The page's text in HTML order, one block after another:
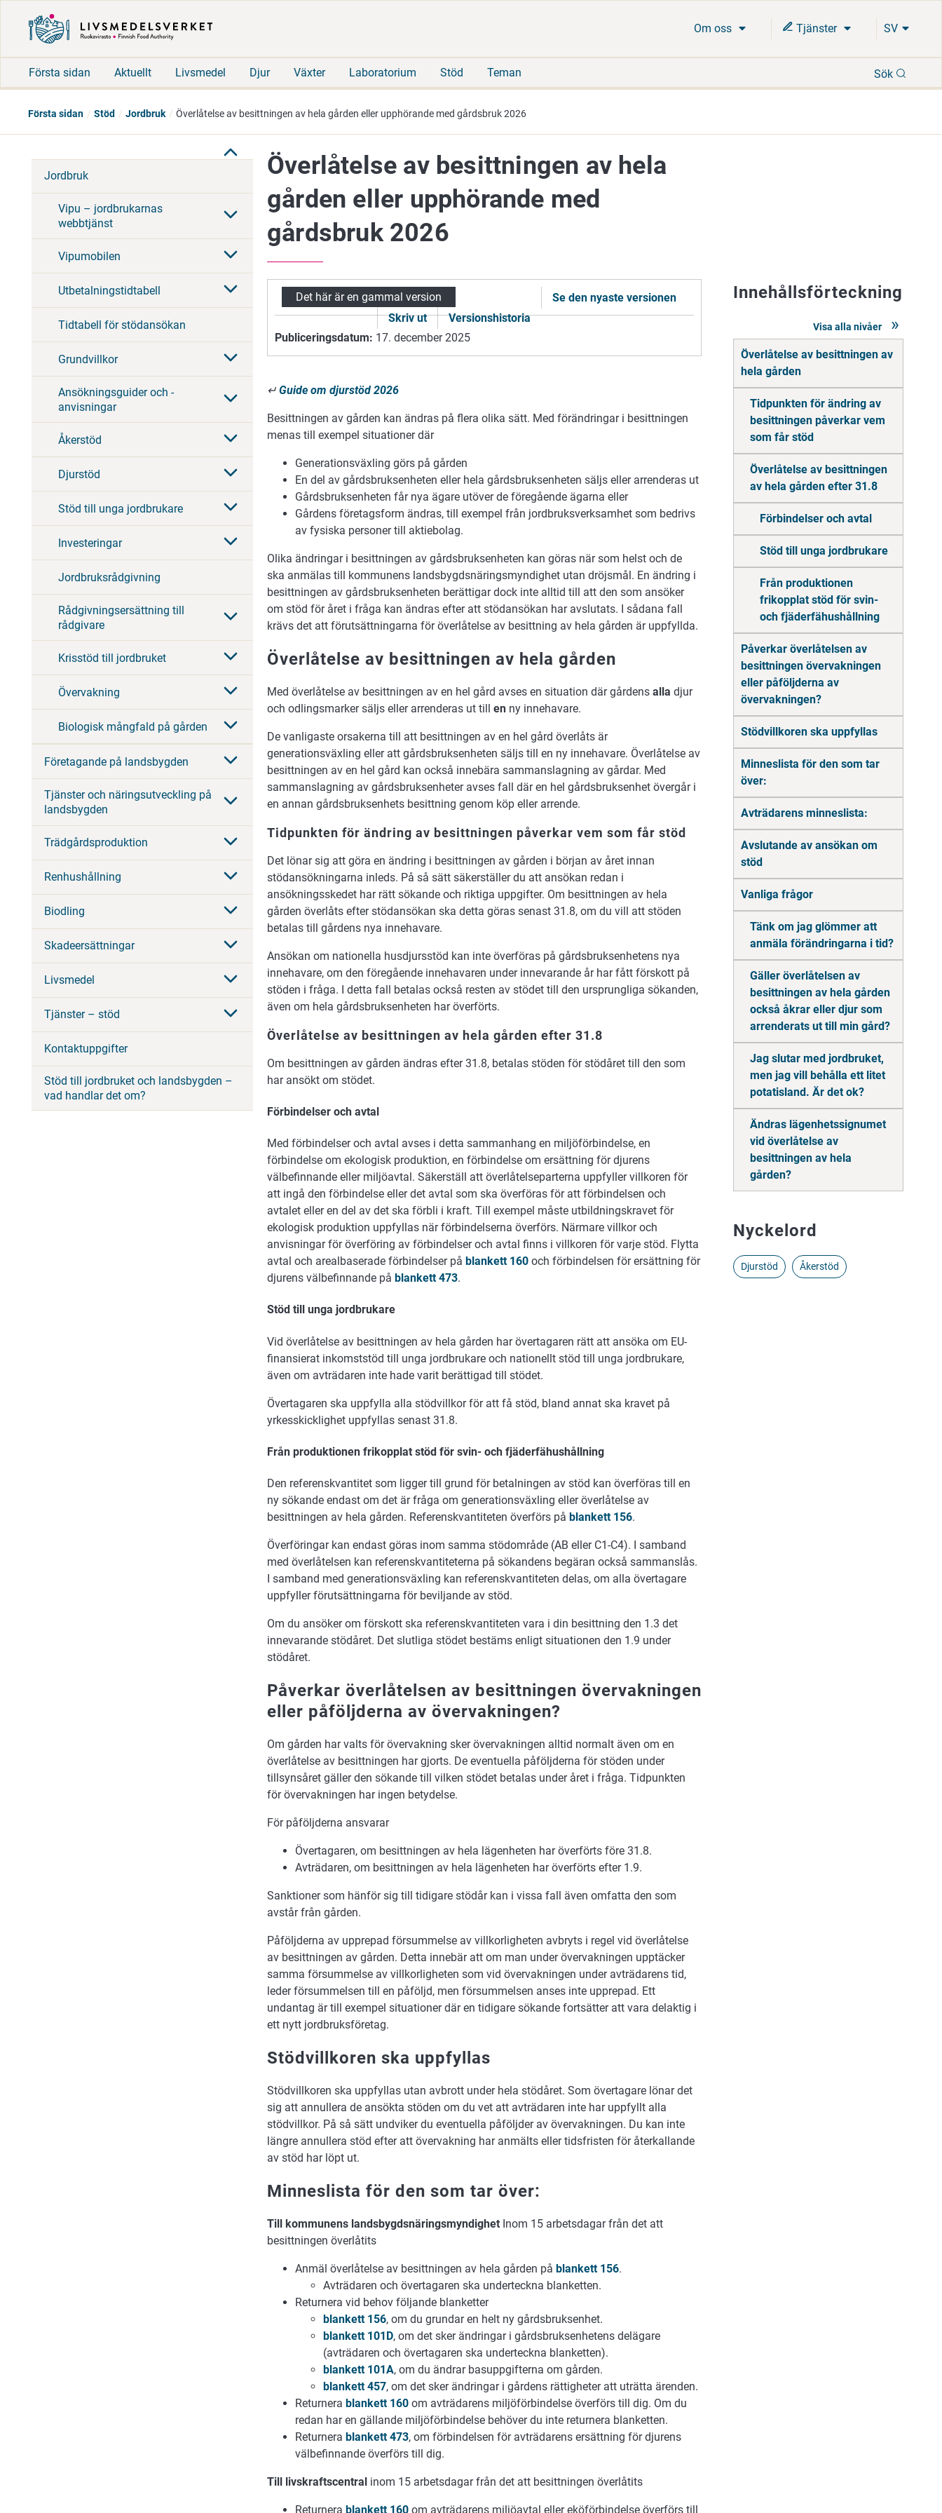
Om oss Tjänster SV
Första sidan Aktuellt Livsmedel Djur Växter Laboratorium Stöd Teman Sök
Första sidan Stöd Jordbruk Överlåtelse av besittningen av hela gården eller upphörande med gårdsbruk 2026
Jordbruk
Vipu – jordbrukarnas
webbtjänst
Vipumobilen
Utbetalningstidtabell
Tidtabell för stödansökan
Grundvillkor
Ansökningsguider och -
anvisningar
Åkerstöd
Djurstöd
Stöd till unga jordbrukare
Investeringar
Jordbruksrådgivning
Rådgivningsersättning till
rådgivare
Krisstöd till jordbruket
Övervakning
Biologisk mångfald på gården
Företagande på landsbygden
Tjänster och näringsutveckling på
landsbygden
Trädgårdsproduktion
Renhushållning
Biodling
Skadeersättningar
Livsmedel
Tjänster – stöd
Kontaktuppgifter
Stöd till jordbruket och landsbygden –
vad handlar det om?
Överlåtelse av besittningen av hela
gården eller upphörande med
gårdsbruk 2026
Det här är en gammal version
Se den nyaste versionen
Versionshistoria
Skriv ut
Publiceringsdatum: 17. december 2025
Innehållsförteckning
Visa alla nivåer
Gå
direkt
innehåll
Överlåtelse av besittningen av
hela gården
Tidpunkten för ändring av
besittningen påverkar vem
som får stöd
Överlåtelse av besittningen
av hela gården efter 31.8
Förbindelser och avtal
Stöd till unga jordbrukare
Från produktionen
frikopplat stöd för svin-
och fjäderfähushållning
Påverkar överlåtelsen av
besittningen övervakningen
eller påföljderna av
övervakningen?
Stödvillkoren ska uppfyllas
Minneslista för den som tar
över:
Avträdarens minneslista:
Avslutande av ansökan om
stöd
Vanliga frågor
Tänk om jag glömmer att
anmäla förändringarna i tid?
Gäller överlåtelsen av
besittningen av hela gården
också åkrar eller djur som
arrenderats ut till min gård?
Jag slutar med jordbruket,
men jag vill behålla ett litet
potatisland. Är det ok?
Ändras lägenhetssignumet
vid överlåtelse av
besittningen av hela
gården?
Nyckelord
Djurstöd Åkerstöd
↵ Guide om djurstöd 2026
Besittningen av gården kan ändras på flera olika sätt. Med förändringar i besittningen
menas till exempel situationer där
Generationsväxling görs på gården
En del av gårdsbruksenheten eller hela gårdsbruksenheten säljs eller arrenderas ut
Gårdsbruksenheten får nya ägare utöver de föregående ägarna eller
Gårdens företagsform ändras, till exempel från jordbruksverksamhet som bedrivs
av fysiska personer till aktiebolag.
Olika ändringar i besittningen av gårdsbruksenheten kan göras när som helst och de
ska anmälas till kommunens landsbygdsnäringsmyndighet utan dröjsmål. En ändring i
besittningen av gårdsbruksenheten berättigar dock inte alltid till att den som ansöker
om stöd för året i fråga kan ändras efter att stödansökan har avslutats. I sådana fall
krävs det att förutsättningarna för överlåtelse av besittning av hela gården är uppfyllda.
Överlåtelse av besittningen av hela gården
Med överlåtelse av besittningen av en hel gård avses en situation där gårdens alla djur
och odlingsmarker säljs eller arrenderas ut till en ny innehavare.
De vanligaste orsakerna till att besittningen av en hel gård överlåts är
generationsväxling eller att gårdsbruksenheten säljs till en ny innehavare. Överlåtelse av
besittningen av en hel gård kan också innebära sammanslagning av gårdar. Med
sammanslagning av gårdsbruksenheter avses fall där en hel gårdsbruksenhet övergår i
en annan gårdsbruksenhets besittning genom köp eller arrende.
Tidpunkten för ändring av besittningen påverkar vem som får stöd
Det lönar sig att göra en ändring i besittningen av gården i början av året innan
stödansökningarna inleds. På så sätt säkerställer du att ansökan redan i
ansökningsskedet har rätt sökande och riktiga uppgifter. Om besittningen av hela
gården överlåts efter stödansökan ska detta göras senast 31.8, om du vill att stöden
betalas till gårdens nya innehavare.
Ansökan om nationella husdjursstöd kan inte överföras på gårdsbruksenhetens nya
innehavare, om den föregående innehavaren under innevarande år har fått förskott på
stöden i fråga. I detta fall betalas också resten av stödet till den ursprungliga sökanden,
även om hela gårdsbruksenheten har överförts.
Överlåtelse av besittningen av hela gården efter 31.8
Om besittningen av gården ändras efter 31.8, betalas stöden för stödåret till den som
har ansökt om stödet.
Förbindelser och avtal
Med förbindelser och avtal avses i detta sammanhang en miljöförbindelse, en
förbindelse om ekologisk produktion, en förbindelse om ersättning för djurens
välbefinnande eller miljöavtal. Säkerställ att överlåtelseparterna uppfyller villkoren för
att ingå den förbindelse eller det avtal som ska överföras för att förbindelsen och
avtalet eller en del av det ska förbli i kraft. Till exempel måste utbildningskravet för
ekologisk produktion uppfyllas när förbindelserna överförs. Närmare villkor och
anvisningar för överföring av förbindelser och avtal finns i villkoren för varje stöd. Flytta
avtal och arealbaserade förbindelser på blankett 160 och förbindelsen för ersättning för
djurens välbefinnande på blankett 473.
Stöd till unga jordbrukare
Vid överlåtelse av besittningen av hela gården har övertagaren rätt att ansöka om EU-
finansierat inkomststöd till unga jordbrukare och nationellt stöd till unga jordbrukare,
även om avträdaren inte hade varit berättigad till stödet.
Övertagaren ska uppfylla alla stödvillkor för att få stöd, bland annat ska kravet på
yrkesskicklighet uppfyllas senast 31.8.
Från produktionen frikopplat stöd för svin- och fjäderfähushållning
Den referenskvantitet som ligger till grund för betalningen av stöd kan överföras till en
ny sökande endast om det är fråga om generationsväxling eller överlåtelse av
besittningen av hela gården. Referenskvantiteten överförs på blankett 156.
Överföringar kan endast göras inom samma stödområde (AB eller C1-C4). I samband
med överlåtelsen kan referenskvantiteterna på sökandens begäran också sammanslås.
I samband med generationsväxling kan referenskvantiteten delas, om alla övertagare
uppfyller förutsättningarna för beviljande av stöd.
Om du ansöker om förskott ska referenskvantiteten vara i din besittning den 1.3 det
innevarande stödåret. Det slutliga stödet bestäms enligt situationen den 1.9 under
stödåret.
Påverkar överlåtelsen av besittningen övervakningen
eller påföljderna av övervakningen?
Om gården har valts för övervakning sker övervakningen alltid normalt även om en
överlåtelse av besittningen har gjorts. De eventuella påföljderna för stöden under
tillsynsåret gäller den sökande till vilken stödet betalas under året i fråga. Tidpunkten
för övervakningen har ingen betydelse.
För påföljderna ansvarar
Övertagaren, om besittningen av hela lägenheten har överförts före 31.8.
Avträdaren, om besittningen av hela lägenheten har överförts efter 1.9.
Sanktioner som hänför sig till tidigare stödår kan i vissa fall även omfatta den som
avstår från gården.
Påföljderna av upprepad försummelse av villkorligheten avbryts i regel vid överlåtelse
av besittningen av gården. Detta innebär att om man under övervakningen upptäcker
samma försummelse av villkorligheten som vid övervakningen under avträdarens tid,
leder försummelsen till en påföljd, men försummelsen anses inte upprepad. Ett
undantag är till exempel situationer där en tidigare sökande fortsätter att vara delaktig i
ett nytt jordbruksföretag.
Stödvillkoren ska uppfyllas
Stödvillkoren ska uppfyllas utan avbrott under hela stödåret. Som övertagare lönar det
sig att annullera de ansökta stöden om du vet att avträdaren inte har uppfyllt alla
stödvillkor. På så sätt undviker du eventuella påföljder av övervakningen. Du kan inte
längre annullera stöd efter att övervakning har anmälts eller tidsfristen för återkallande
av stöd har löpt ut.
Minneslista för den som tar över:
Till kommunens landsbygdsnäringsmyndighet Inom 15 arbetsdagar från det att
besittningen överlåtits
Anmäl överlåtelse av besittningen av hela gården på blankett 156.
Avträdaren och övertagaren ska underteckna blanketten.
Returnera vid behov följande blanketter
blankett 156, om du grundar en helt ny gårdsbruksenhet.
blankett 101D, om det sker ändringar i gårdsbruksenhetens delägare
(avträdaren och övertagaren ska underteckna blanketten).
blankett 101A, om du ändrar basuppgifterna om gården.
blankett 457, om det sker ändringar i gårdens rättigheter att uträtta ärenden.
Returnera blankett 160 om avträdarens miljöförbindelse överförs till dig. Om du
redan har en gällande miljöförbindelse behöver du inte returnera blanketten.
Returnera blankett 473, om förbindelsen för avträdarens ersättning för djurens
välbefinnande överförs till dig.
Till livskraftscentral inom 15 arbetsdagar från det att besittningen överlåtits
Returnera blankett 160 om avträdarens miljöavtal eller eköförbindelse överförs till